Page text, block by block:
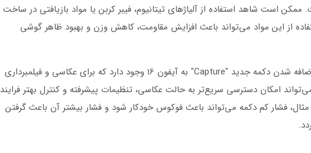
است شاهد استفاده از آلیاژهای تیتانیوم، فیبر کربن یا مواد بازیافتی در ساخت
باشیم. استفاده از این مواد می‌تواند باعث افزایش مقاومت، کاهش وزن و بهبود ظاهر گوشی
همچنین، شایعاتی در مورد اضافه شدن دکمه جدید "Capture" به آیفون 16 وجود دارد که برای عکاسی و فیلمبرداری
امکان دسترسی سریع‌تر به حالت عکاسی، تنظیمات پیشرفته و کنترل بهتر فرایند
فشار کم دکمه می‌تواند باعث فوکوس خودکار شود و فشار بیشتر آن باعث گرفتن